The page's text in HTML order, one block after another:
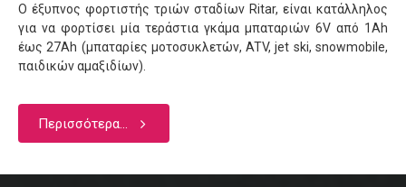
Ο έξυπνος φορτιστής τριών σταδίων Ritar, είναι κατάλληλος
για να φορτίσει μία τεράστια γκάμα μπαταριών 6V από 1Αh
έως 27Αh (μπαταρίες μοτοσυκλετών, ATV, jet ski, snowmobile,
παιδικών αμαξιδίων).
Περισσότερα...